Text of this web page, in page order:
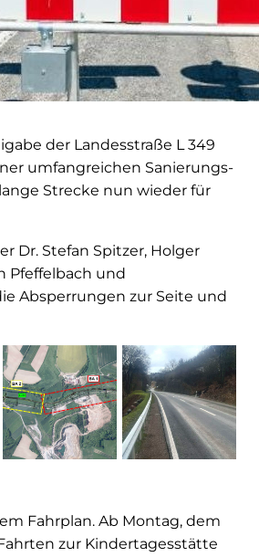
der Landesstraße L 349
umfangreichen Sanierungs-
Strecke nun wieder für
Dr. Stefan Spitzer, Holger
Pfeffelbach und
Absperrungen zur Seite und
Fahrplan. Ab Montag, dem
zur Kindertagesstätte